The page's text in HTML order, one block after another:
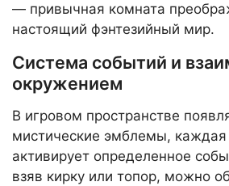
— привычная комната
настоящий фэнтезийный мир.
Система событий и
окружением
В игровом пространстве
мистические эмблемы, каждая
активирует определенное
взяв кирку или топор, можно